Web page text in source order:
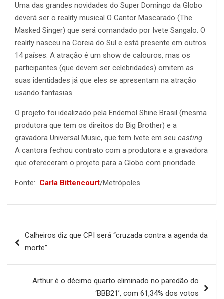
Uma das grandes novidades do Super Domingo da Globo
deverá ser o reality musical O Cantor Mascarado (The
Masked Singer) que será comandado por Ivete Sangalo. O
reality nasceu na Coreia do Sul e está presente em outros
14 países. A atração é um show de calouros, mas os
participantes (que devem ser celebridades) omitem as
suas identidades já que eles se apresentam na atração
usando fantasias.
O projeto foi idealizado pela Endemol Shine Brasil (mesma
produtora que tem os direitos do Big Brother) e a
gravadora Universal Music, que tem Ivete em seu casting.
A cantora fechou contrato com a produtora e a gravadora
que ofereceram o projeto para a Globo com prioridade.
Fonte: Carla Bittencourt/Metrópoles
de
Calheiros diz que CPI será “cruzada contra a agenda da
morte”
Arthur é o décimo quarto eliminado no paredão do
‘BBB21’, com 61,34% dos votos